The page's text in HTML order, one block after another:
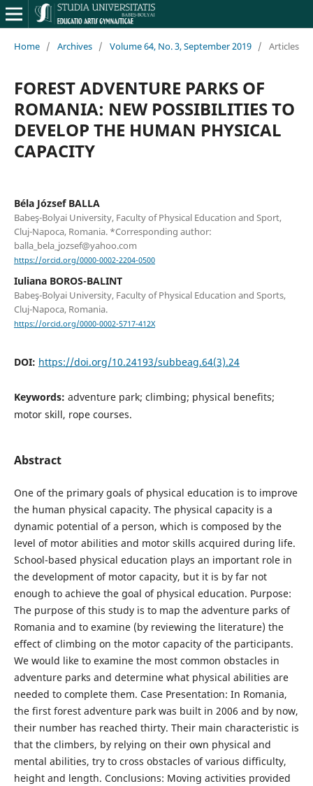
Home / Archives / Volume 64, No. 3, September 2019 / Articles
FOREST ADVENTURE PARKS OF
ROMANIA: NEW POSSIBILITIES TO
DEVELOP THE HUMAN PHYSICAL
CAPACITY
Béla József BALLA
Babeş-Bolyai University, Faculty of Physical Education and Sport,
Cluj-Napoca, Romania. *Corresponding author:
balla_bela_jozsef@yahoo.com
https://orcid.org/0000-0002-2204-0500
Iuliana BOROS-BALINT
Babeş-Bolyai University, Faculty of Physical Education and Sports,
Cluj-Napoca, Romania.
https://orcid.org/0000-0002-5717-412X
DOI: https://doi.org/10.24193/subbeag.64(3).24
Keywords: adventure park; climbing; physical benefits;
motor skill, rope courses.
Abstract
One of the primary goals of physical education is to improve
the human physical capacity. The physical capacity is a
dynamic potential of a person, which is composed by the
level of motor abilities and motor skills acquired during life.
School-based physical education plays an important role in
the development of motor capacity, but it is by far not
enough to achieve the goal of physical education. Purpose:
The purpose of this study is to map the adventure parks of
Romania and to examine (by reviewing the literature) the
effect of climbing on the motor capacity of the participants.
We would like to examine the most common obstacles in
adventure parks and determine what physical abilities are
needed to complete them. Case Presentation: In Romania,
the first forest adventure park was built in 2006 and by now,
their number has reached thirty. Their main characteristic is
that the climbers, by relying on their own physical and
mental abilities, try to cross obstacles of various difficulty,
height and length. Conclusions: Moving activities provided